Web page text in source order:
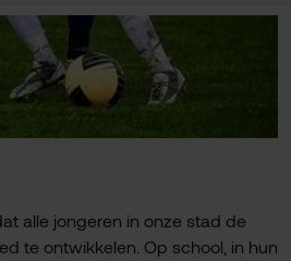
alle jongeren in onze stad de
te ontwikkelen. Op school, in hun